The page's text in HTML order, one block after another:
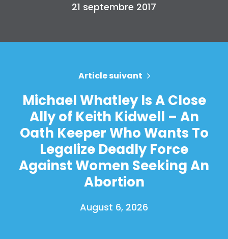
21 septembre 2017
Article suivant
Michael Whatley Is A Close
Ally of Keith Kidwell – An
Oath Keeper Who Wants To
Legalize Deadly Force
Against Women Seeking An
Abortion
August 6, 2026